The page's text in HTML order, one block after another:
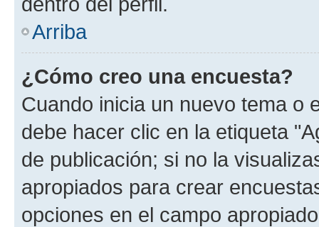
Arriba
¿Cómo creo una encuesta?
Cuando inicia un nuevo tema o
debe hacer clic en la etiqueta
de publicación; si no la
apropiados para crear
opciones en el campo